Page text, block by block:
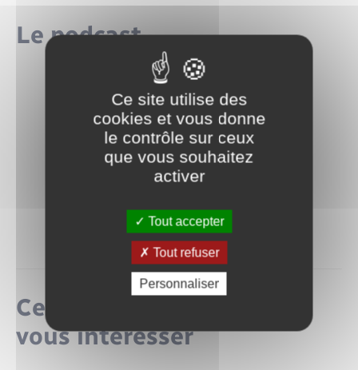
Le podcast
Ceci pourrait également
vous intéresser
Ce site utilise des
cookies et vous donne
le contrôle sur ceux
que vous souhaitez
activer
Tout accepter
Tout refuser
Personnaliser